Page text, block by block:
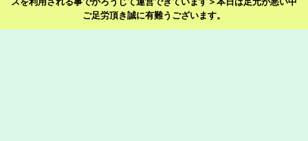
スを利用される事でかろうじて運営できています＞本日は足元が悪い中
ご足労頂き誠に有難うございます。